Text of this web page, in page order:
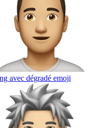
avec dégradé emoji